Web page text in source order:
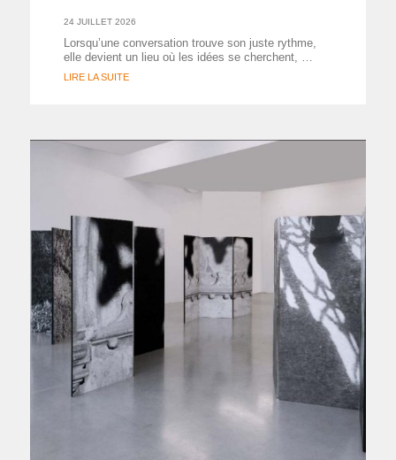
24 JUILLET 2026
Lorsqu’une conversation trouve son juste rythme,
elle devient un lieu où les idées se cherchent, …
LIRE LA SUITE